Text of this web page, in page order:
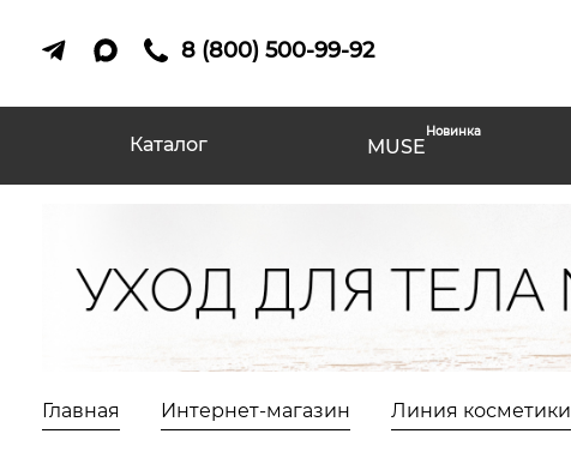
8 (800) 500-99-92
Каталог MUSE
Новинка
Главная Интернет-магазин Линия косметики